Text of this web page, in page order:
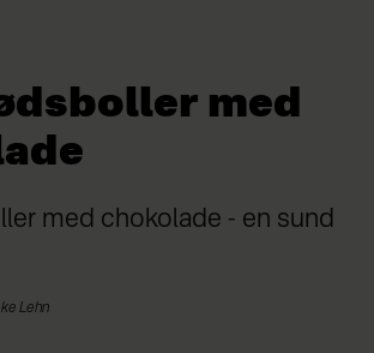
med
med chokolade - en sund
Lehn